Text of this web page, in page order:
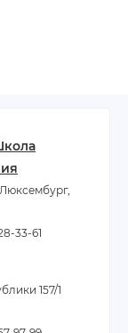
33-61
157/1